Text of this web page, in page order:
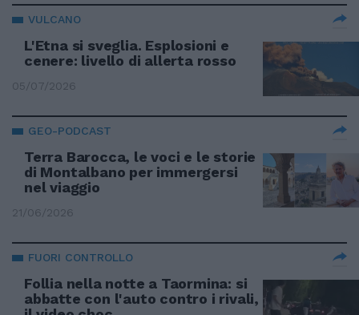
VULCANO
L'Etna si sveglia. Esplosioni e
cenere: livello di allerta rosso
05/07/2026
GEO-PODCAST
Terra Barocca, le voci e le storie
di Montalbano per immergersi
nel viaggio
21/06/2026
FUORI CONTROLLO
Follia nella notte a Taormina: si
abbatte con l'auto contro i rivali,